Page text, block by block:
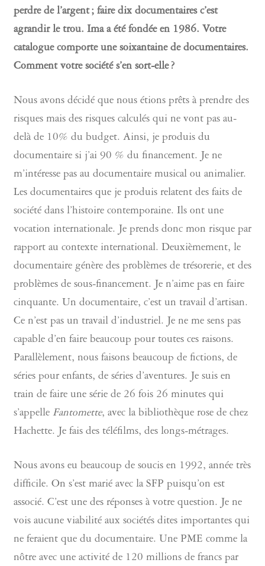
perdre de l’argent ; faire dix documentaires c’est
agrandir le trou. Ima a été fondée en 1986. Votre
catalogue comporte une soixantaine de documentaires.
Comment votre société s’en sort-elle ?
Nous avons décidé que nous étions prêts à prendre des
risques mais des risques calculés qui ne vont pas au-
delà de 10% du budget. Ainsi, je produis du
documentaire si j’ai 90 % du financement. Je ne
m’intéresse pas au documentaire musical ou animalier.
Les documentaires que je produis relatent des faits de
société dans l’histoire contemporaine. Ils ont une
vocation internationale. Je prends donc mon risque par
rapport au contexte international. Deuxièmement, le
documentaire génère des problèmes de trésorerie, et des
problèmes de sous-financement. Je n’aime pas en faire
cinquante. Un documentaire, c’est un travail d’artisan.
Ce n’est pas un travail d’industriel. Je ne me sens pas
capable d’en faire beaucoup pour toutes ces raisons.
Parallèlement, nous faisons beaucoup de fictions, de
séries pour enfants, de séries d’aventures. Je suis en
train de faire une série de 26 fois 26 minutes qui
s’appelle Fantomette, avec la bibliothèque rose de chez
Hachette. Je fais des téléfilms, des longs-métrages.
Nous avons eu beaucoup de soucis en 1992, année très
difficile. On s’est marié avec la SFP puisqu’on est
associé. C’est une des réponses à votre question. Je ne
vois aucune viabilité aux sociétés dites importantes qui
ne feraient que du documentaire. Une PME comme la
nôtre avec une activité de 120 millions de francs par